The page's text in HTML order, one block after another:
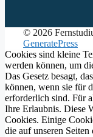
© 2026
GeneratePress
Cookies sind kleine
werden können, um
Das Gesetz besagt,
können, wenn sie für
erforderlich sind. Für
Ihre Erlaubnis. Diese
Cookies. Einige
die auf unseren Seiten